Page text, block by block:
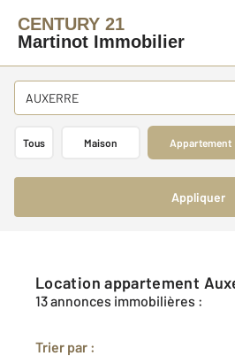
CENTURY 21
Martinot Immobilier
AUXERRE
Tous Maison Appartement
Appliquer
Location appartement
13 annonces immobilières :
Trier par :